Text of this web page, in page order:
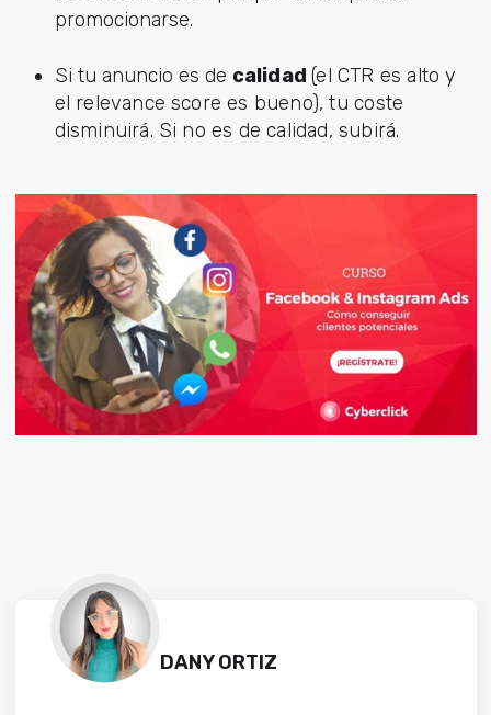
promocionarse.
Si tu anuncio es de calidad(el CTR es alto y
el relevance score es bueno), tu coste
disminuirá. Si no es de calidad, subirá.
DANY ORTIZ